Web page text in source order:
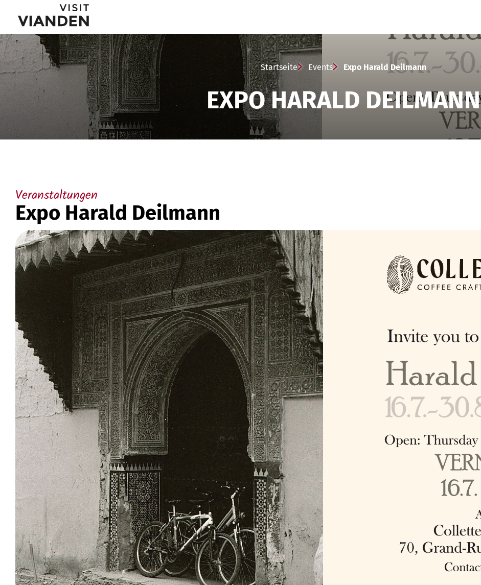
Expo
Harald
Deilmann
Hauptnavigationsmenü
Startseite Events Expo Harald Deilmann
EXPO HARALD DEILMANN
Veranstaltungen
Expo Harald Deilmann